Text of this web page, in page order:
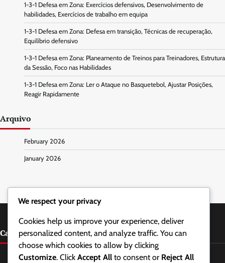
1-3-1 Defesa em Zona: Exercícios defensivos, Desenvolvimento de
habilidades, Exercícios de trabalho em equipa
1-3-1 Defesa em Zona: Defesa em transição, Técnicas de recuperação,
Equilíbrio defensivo
1-3-1 Defesa em Zona: Planeamento de Treinos para Treinadores, Estrutura
da Sessão, Foco nas Habilidades
1-3-1 Defesa em Zona: Ler o Ataque no Basquetebol, Ajustar Posições,
Reagir Rapidamente
Arquivo
February 2026
January 2026
Categorias
Estratégias Defensivas na Defesa em Zona 1-3-1
We respect your privacy
Cookies help us improve your experience, deliver
personalized content, and analyze traffic. You can
choose which cookies to allow by clicking
Customize. Click Accept All to consent or Reject All